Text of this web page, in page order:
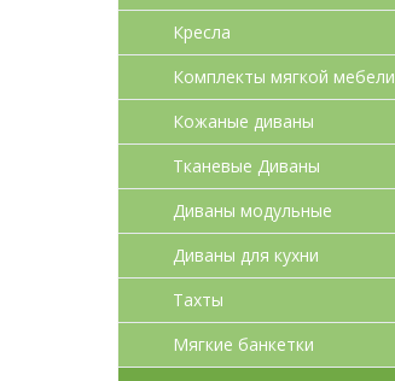
Кресла
Комплекты мягкой мебели
Кожаные диваны
Тканевые Диваны
Диваны модульные
Диваны для кухни
Тахты
Мягкие банкетки